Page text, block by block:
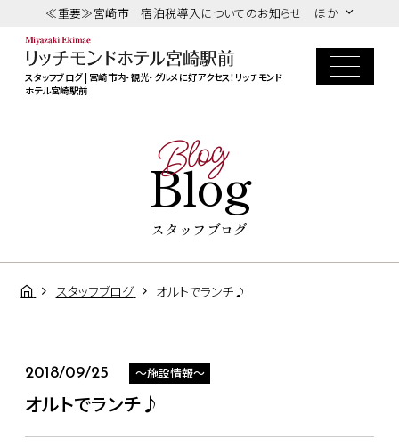
≪重要≫宮崎市 宿泊税導入についてのお知らせ ほか
スタッフブログ | 宮崎市内・観光・グルメに好アクセス！リッチモンド
ホテル宮崎駅前
Blog
Blog
スタッフブログ
スタッフブログ オルトでランチ♪
2018/09/25 ～施設情報～
オルトでランチ♪